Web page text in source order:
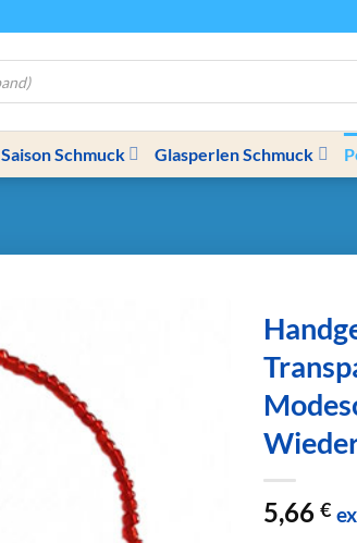
Saison Schmuck Glasperlen Schmuck
5,66 €